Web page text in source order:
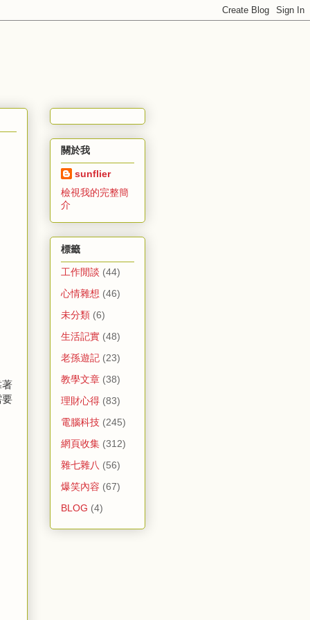
著
要
關於我
sunflier
檢視我的完整簡
介
標籤
工作閒談 (44)
心情雜想 (46)
未分類 (6)
生活記實 (48)
老孫遊記 (23)
教學文章 (38)
理財心得 (83)
電腦科技 (245)
網頁收集 (312)
雜七雜八 (56)
爆笑內容 (67)
BLOG (4)